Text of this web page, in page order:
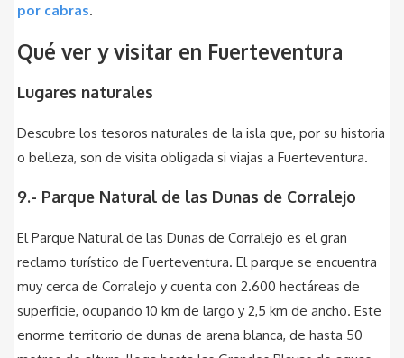
por cabras.
Qué ver y visitar en Fuerteventura
Lugares naturales
Descubre los tesoros naturales de la isla que, por su historia
o belleza, son de visita obligada si viajas a Fuerteventura.
9.- Parque Natural de las Dunas de Corralejo
El Parque Natural de las Dunas de Corralejo es el gran
reclamo turístico de Fuerteventura. El parque se encuentra
muy cerca de Corralejo y cuenta con 2.600 hectáreas de
superficie, ocupando 10 km de largo y 2,5 km de ancho. Este
enorme territorio de dunas de arena blanca, de hasta 50